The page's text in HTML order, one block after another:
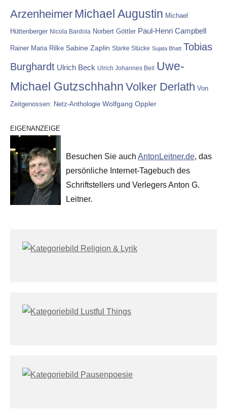
Arzenheimer Michael Augustin Michael
Hüttenberger Nicola Bardola Norbert Göttler Paul-Henri Campbell
Rainer Maria Rilke Sabine Zaplin Starke Stücke Sujata Bhatt Tobias
Burghardt Ulrich Beck Ulrich Johannes Beil
Uwe-
Michael Gutzschhahn Volker Derlath Von
Zeitgenossen: Netz-Anthologie Wolfgang Oppler
EIGENANZEIGE
Besuchen Sie auch AntonLeitner.de, das
persönliche Internet-Tagebuch des
Schriftstellers und Verlegers Anton G.
Leitner.